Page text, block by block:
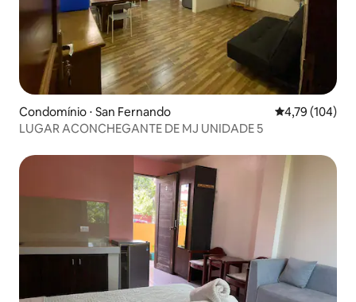
Condomínio ⋅ San Fernando 4,79 de uma
4,79 (104)
LUGAR ACONCHEGANTE DE MJ UNIDADE 5